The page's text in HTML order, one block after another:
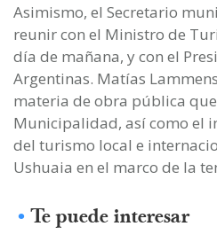
Asimismo, el Secretario
reunir con el Ministro de
día de mañana, y con el
Argentinas. Matías
materia de obra pública
Municipalidad, así como el
del turismo local e
Ushuaia en el marco de la
Te puede interesar